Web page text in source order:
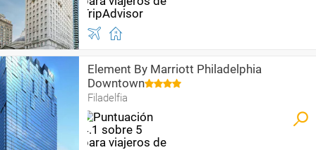
Element By Marriott Philadelphia
Downtown
Filadelfia